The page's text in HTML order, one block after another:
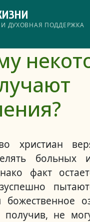
ДУХОВНАЯ ПОДДЕРЖКА
христиан
больных
факт
не